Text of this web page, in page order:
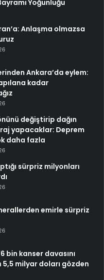
Yoğunluğu
Anlaşma olmazsa
Ankara’da eylem:
kadar
değiştirip dağın
yapacaklar: Deprem
daha fazla
sürpriz milyonları
emirle sürpriz
bin kanser davasını
milyar doları gözden